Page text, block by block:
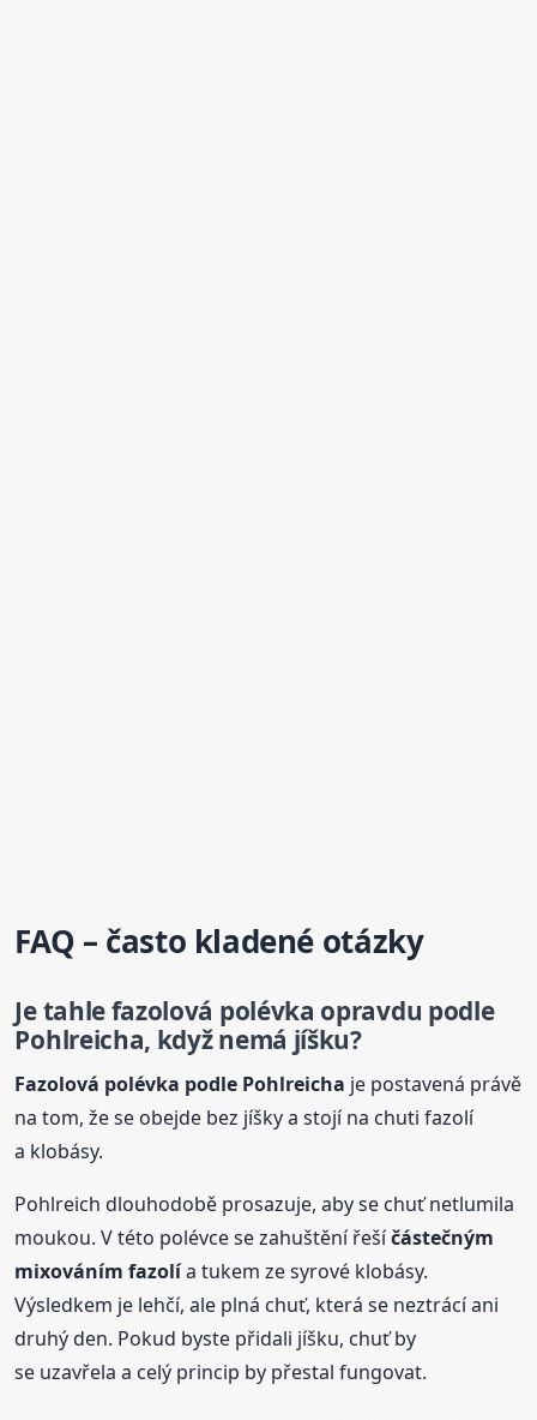
FAQ – často kladené otázky
Je tahle fazolová polévka opravdu podle
Pohlreicha, když nemá jíšku?
Fazolová polévka podle Pohlreicha je postavená právě
na tom, že se obejde bez jíšky a stojí na chuti fazolí
a klobásy.
Pohlreich dlouhodobě prosazuje, aby se chuť netlumila
moukou. V této polévce se zahuštění řešíčástečným
mixováním fazolía tukem ze syrové klobásy.
Výsledkem je lehčí, ale plná chuť, která se neztrácí ani
druhý den. Pokud byste přidali jíšku, chuť by
se uzavřela a celý princip by přestal fungovat.